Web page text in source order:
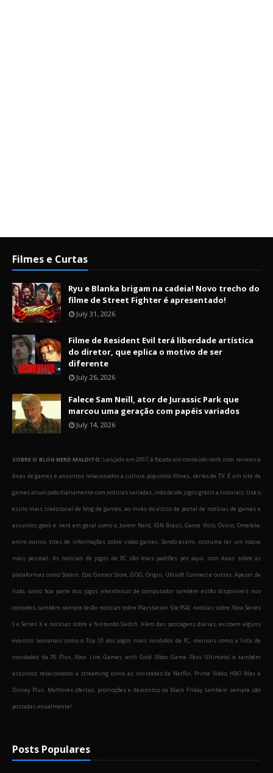
Filmes e Curtas
Ryu e Blanka brigam na cadeia! Novo trecho do
filme de Street Fighter é apresentado!
July 31, 2026
Filme de Resident Evil terá liberdade artística
do diretor, que eplica o motivo de ser
diferente
July 26, 2026
Falece Sam Neill, ator de Jurassic Park que
marcou uma geração com papéis variados
July 14, 2026
SOBRE O BLOG NERD MALDITO: Lançado em 2007, é focado em conteúdo nerd, com reviews e
dicas de games e assuntos relacionados a cultura pop como filmes, séries de TV. É um site de
games atualizado diariamente com notícias variadas, indo desde jogos grátis a tutoriais. Usa o
estilo mais tradicional de blog de games, ao invés do estilo de portal de notícias de games e
assuntos geek e nerd em geral como o Jovem Nerd, IGN Brasil, Game Vicio, Ovicio, Omelete,
entre outros sites de informações sobre video games. Sendo assim, costuma ter um toque
mais pessoal. As notícias de jogos de PC são mais padrões por aqui, com dicas sobre as
plataformas como Steam, Epic Games Store, GOG, Origin, Ubisoft Connect e outras. Apesar de
tudo, como boa parte dos jogos eletrônicos de computador também estão disponíveis nos
consoles, também sempre terão notícias sobre Playstation 5 (e PS4), notícias sobre Xbox Series
S e Series X e notícias sobre a Nintendo Switch. Além das postagens diárias, existem alguns
eventos semanais como o Top 10 dos jogos mais vendidos de PC, mensais como a lista de
novidades da PS Plus, Xbox Live Games with Gold (Xbox Game Pass Ultimate) e também
assuntos relacionados a streaming como as novidades da Netflix, Prime Video, HBO Max e
Disney Plus. Melhores ofertas, promoções e descontos da Black Friday também sempre são
postadas anualmente!
Posts Populares